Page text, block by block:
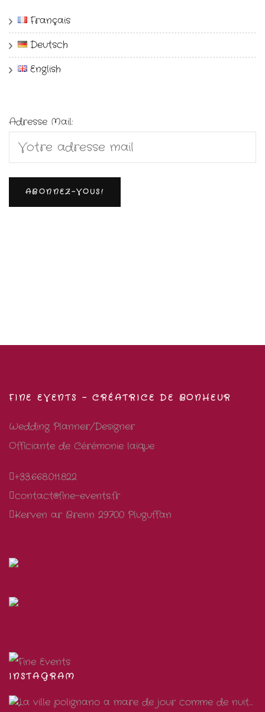
Français
Deutsch
English
Adresse Mail:
FINE EVENTS – CRÉATRICE DE BONHEUR
Wedding Planner/Designer
Officiante de Cérémonie laïque
+33.668.011.822
contact@fine-events.fr
Kerven ar Brenn 29700 Pluguffan
INSTAGRAM